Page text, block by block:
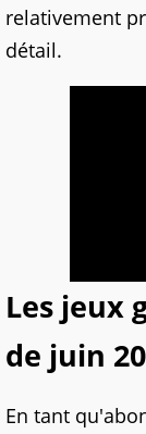
relativement
détail.
Les jeux
de juin
En tant